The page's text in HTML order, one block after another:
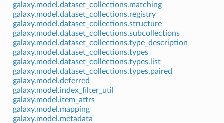
galaxy.model.dataset_collections.matching
galaxy.model.dataset_collections.registry
galaxy.model.dataset_collections.structure
galaxy.model.dataset_collections.subcollections
galaxy.model.dataset_collections.type_description
galaxy.model.dataset_collections.types
galaxy.model.dataset_collections.types.list
galaxy.model.dataset_collections.types.paired
galaxy.model.deferred
galaxy.model.index_filter_util
galaxy.model.item_attrs
galaxy.model.mapping
galaxy.model.metadata